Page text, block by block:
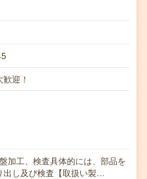
迎！
加工、検査具体的には、部品を
出し及び検査【取扱い製…